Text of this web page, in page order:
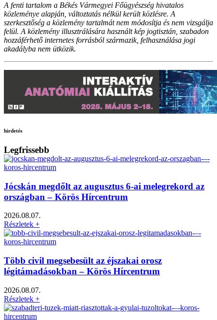
A fenti tartalom a Békés Vármegyei Főügyészség hivatalos
közleménye alapján, változtatás nélkül került közlésre. A
szerkesztőség a közlemény tartalmát nem módosítja és nem vizsgálja
felül. A közlemény illusztrálására használt kép jogtisztán, szabadon
hozzáférhető internetes forrásból származik, felhasználása jogi
akadályba nem ütközik.
hirdetés
Legfrissebb
Jócskán megdőlt az augusztus 6-ai melegrekord az
országban – Körös Hírcentrum
2026.08.07.
Részletek +
Több civil megsebesült az éjszakai orosz
légitámadásokban – Körös Hírcentrum
2026.08.07.
Részletek +